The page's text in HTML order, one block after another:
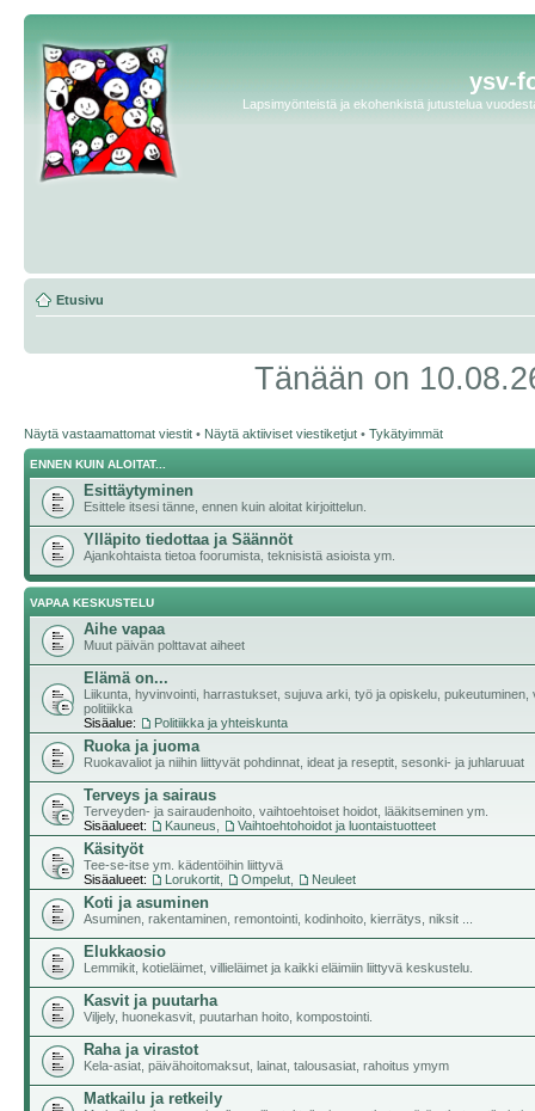
ysv-
Lapsimyönteistä ja ekohenkistä jutustelua
Etusivu
Tänään on
Näytä vastaamattomat viestit • Näytä aktiiviset viestiketjut • Tykätyimmät
ENNEN KUIN ALOITAT...
Esittäytyminen
Esittele itsesi tänne, ennen kuin aloitat kirjoittelun.
Ylläpito tiedottaa ja Säännöt
Ajankohtaista tietoa foorumista, teknisistä asioista ym.
VAPAA KESKUSTELU
Aihe vapaa
Muut päivän polttavat aiheet
Elämä on...
Liikunta, hyvinvointi, harrastukset, sujuva arki, työ ja opiskelu, pukeutuminen,
politiikka
Sisäalue:
Politiikka ja yhteiskunta
Ruoka ja juoma
Ruokavaliot ja niihin liittyvät pohdinnat, ideat ja reseptit, sesonki- ja juhlaruuat
Terveys ja sairaus
Terveyden- ja sairaudenhoito, vaihtoehtoiset hoidot, lääkitseminen ym.
Sisäalueet:
Kauneus Vaihtoehtohoidot ja luontaistuotteet
Käsityöt
Tee-se-itse ym. kädentöihin liittyvä
Sisäalueet:
Lorukortit Ompelut Neuleet
Koti ja asuminen
Asuminen, rakentaminen, remontointi, kodinhoito, kierrätys, niksit ...
Elukkaosio
Lemmikit, kotieläimet, villieläimet ja kaikki eläimiin liittyvä keskustelu.
Kasvit ja puutarha
Viljely, huonekasvit, puutarhan hoito, kompostointi.
Raha ja virastot
Kela-asiat, päivähoitomaksut, lainat, talousasiat, rahoitus ymym
Matkailu ja retkeily